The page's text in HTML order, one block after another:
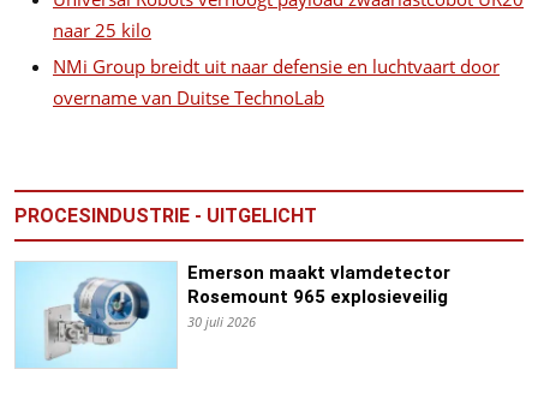
naar 25 kilo
NMi Group breidt uit naar defensie en luchtvaart door
overname van Duitse TechnoLab
PROCESINDUSTRIE - UITGELICHT
Emerson maakt vlamdetector
Rosemount 965 explosieveilig
30 juli 2026